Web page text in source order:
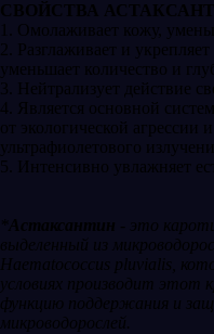
СВОЙСТВА
1. Омолаживает кожу,
2. Разглаживает и
уменьшает количество и
3. Нейтрализует действие
4. Является основной
от экологической агрессии
ультрафиолетового
5. Интенсивно увлажняет
Астаксантин - это
выделенный из
Haematococcus pluvialis,
условиях производит этот
функцию поддержания и
микроводорослей.